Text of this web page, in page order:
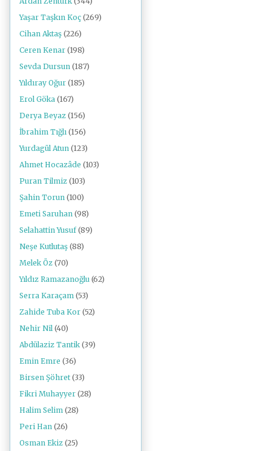
Yaşar Taşkın Koç (269)
Cihan Aktaş (226)
Ceren Kenar (198)
Sevda Dursun (187)
Yıldıray Oğur (185)
Erol Göka (167)
Derya Beyaz (156)
İbrahim Tığlı (156)
Yurdagül Atun (123)
Ahmet Hocazâde (103)
Puran Tilmiz (103)
Şahin Torun (100)
Emeti Saruhan (98)
Selahattin Yusuf (89)
Neşe Kutlutaş (88)
Melek Öz (70)
Yıldız Ramazanoğlu (62)
Serra Karaçam (53)
Zahide Tuba Kor (52)
Nehir Nil (40)
Abdülaziz Tantik (39)
Emin Emre (36)
Birsen Şöhret (33)
Fikri Muhayyer (28)
Halim Selim (28)
Peri Han (26)
Osman Ekiz (25)